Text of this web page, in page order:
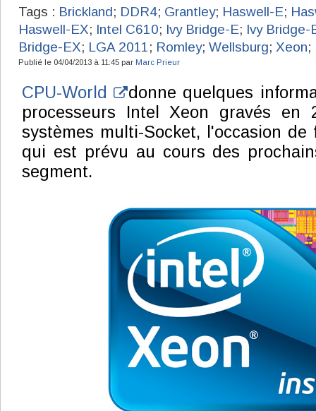
Tags : Brickland; DDR4; Grantley; Haswell-E;
Haswell-EX; Intel C610; Ivy Bridge-E; Ivy Bridge-
Bridge-EX; LGA 2011; Romley; Wellsburg; Xeon;
Publié le 04/04/2013 à 11:45 par Marc Prieur
CPU-World donne quelques
processeurs Intel Xeon gravés en
systèmes multi-Socket, l'occasion
qui est prévu au cours des
segment.